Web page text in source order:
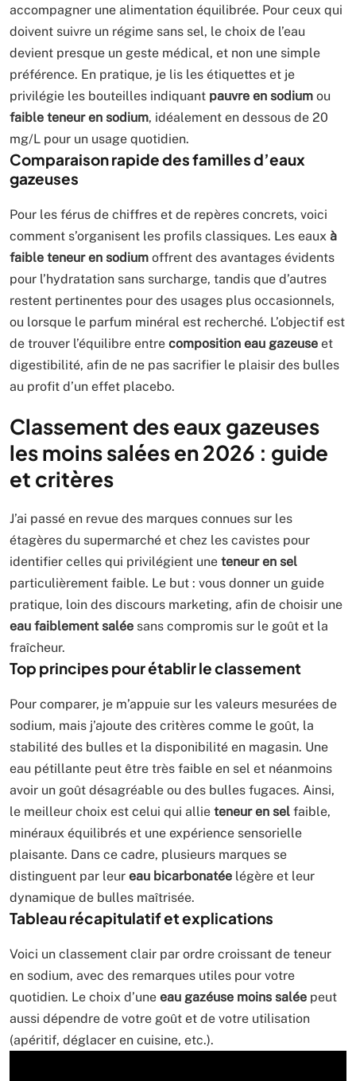
accompagner une alimentation équilibrée. Pour ceux qui
doivent suivre un régime sans sel, le choix de l’eau
devient presque un geste médical, et non une simple
préférence. En pratique, je lis les étiquettes et je
privilégie les bouteilles indiquant pauvre en sodium ou
faible teneur en sodium, idéalement en dessous de 20
mg/L pour un usage quotidien.
Comparaison rapide des familles d’eaux
gazeuses
Pour les férus de chiffres et de repères concrets, voici
comment s’organisent les profils classiques. Les eaux à
faible teneur en sodium offrent des avantages évidents
pour l’hydratation sans surcharge, tandis que d’autres
restent pertinentes pour des usages plus occasionnels,
ou lorsque le parfum minéral est recherché. L’objectif est
de trouver l’équilibre entre composition eau gazeuse et
digestibilité, afin de ne pas sacrifier le plaisir des bulles
au profit d’un effet placebo.
Classement des eaux gazeuses
les moins salées en 2026 : guide
et critères
J’ai passé en revue des marques connues sur les
étagères du supermarché et chez les cavistes pour
identifier celles qui privilégient une teneur en sel
particulièrement faible. Le but : vous donner un guide
pratique, loin des discours marketing, afin de choisir une
eau faiblement salée sans compromis sur le goût et la
fraîcheur.
Top principes pour établir le classement
Pour comparer, je m’appuie sur les valeurs mesurées de
sodium, mais j’ajoute des critères comme le goût, la
stabilité des bulles et la disponibilité en magasin. Une
eau pétillante peut être très faible en sel et néanmoins
avoir un goût désagréable ou des bulles fugaces. Ainsi,
le meilleur choix est celui qui allie teneur en sel faible,
minéraux équilibrés et une expérience sensorielle
plaisante. Dans ce cadre, plusieurs marques se
distinguent par leur eau bicarbonatée légère et leur
dynamique de bulles maîtrisée.
Tableau récapitulatif et explications
Voici un classement clair par ordre croissant de teneur
en sodium, avec des remarques utiles pour votre
quotidien. Le choix d’une eau gazéuse moins salée peut
aussi dépendre de votre goût et de votre utilisation
(apéritif, déglacer en cuisine, etc.).